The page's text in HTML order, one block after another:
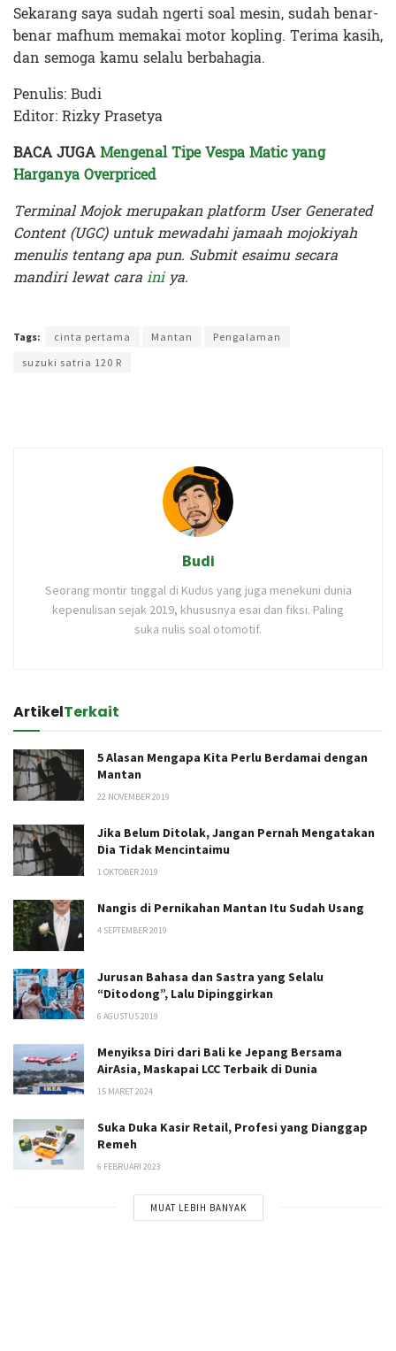
Sekarang saya sudah ngerti soal mesin, sudah benar-
benar mafhum memakai motor kopling. Terima kasih,
dan semoga kamu selalu berbahagia.
Penulis: Budi
Editor: Rizky Prasetya
BACA JUGAMengenal Tipe Vespa Matic yang
Harganya Overpriced
Terminal Mojok merupakan platform User Generated
Content (UGC) untuk mewadahi jamaah mojokiyah
menulis tentang apa pun. Submit esaimu secara
mandiri lewat carainiya.
Tags: cinta pertama Mantan
Pengalaman
suzuki satria 120 R
Budi
Seorang montir tinggal di Kudus yang juga menekuni dunia
kepenulisan sejak 2019, khususnya esai dan fiksi. Paling
suka nulis soal otomotif.
ArtikelTerkait
5 Alasan Mengapa Kita Perlu Berdamai dengan
Mantan
22 NOVEMBER 2019
Jika Belum Ditolak, Jangan Pernah Mengatakan
Dia Tidak Mencintaimu
1 OKTOBER 2019
Nangis di Pernikahan Mantan Itu Sudah Usang
4 SEPTEMBER 2019
Jurusan Bahasa dan Sastra yang Selalu
“Ditodong”, Lalu Dipinggirkan
6 AGUSTUS 2019
Menyiksa Diri dari Bali ke Jepang Bersama
AirAsia, Maskapai LCC Terbaik di Dunia
15 MARET 2024
Suka Duka Kasir Retail, Profesi yang Dianggap
Remeh
6 FEBRUARI 2023
MUAT LEBIH BANYAK